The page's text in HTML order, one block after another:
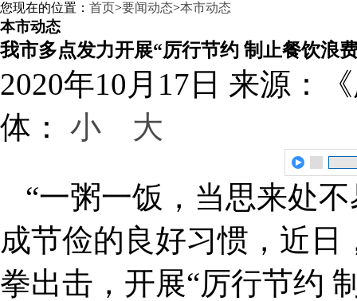
您现在的位置： 首页>要闻动态>本市动态
本市动态
我市多点发力开展“厉行节约 制止餐饮浪
2020年10月17日 来源：
体： 小 大
“一粥一饭，当思来处
成节俭的良好习惯，近
拳出击，开展“厉行节约